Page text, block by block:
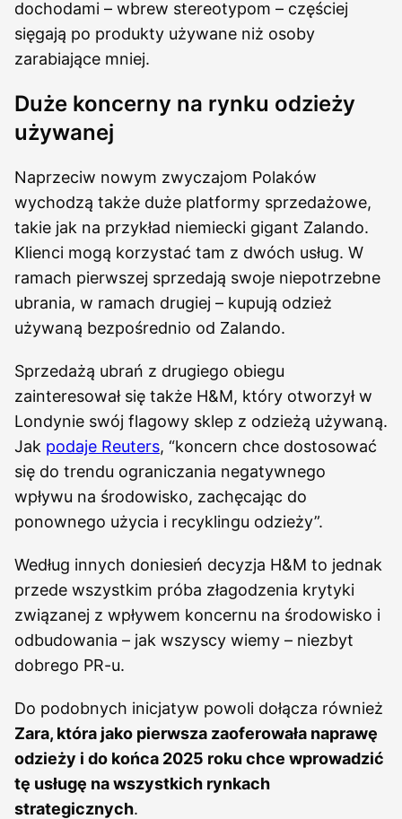
dochodami – wbrew stereotypom – częściej
sięgają po produkty używane niż osoby
zarabiające mniej.
Duże koncerny na rynku odzieży
używanej
Naprzeciw nowym zwyczajom Polaków
wychodzą także duże platformy sprzedażowe,
takie jak na przykład niemiecki gigant Zalando.
Klienci mogą korzystać tam z dwóch usług. W
ramach pierwszej sprzedają swoje niepotrzebne
ubrania, w ramach drugiej – kupują odzież
używaną bezpośrednio od Zalando.
Sprzedażą ubrań z drugiego obiegu
zainteresował się także H&M, który otworzył w
Londynie swój flagowy sklep z odzieżą używaną.
Jak podaje Reuters, “koncern chce dostosować
się do trendu ograniczania negatywnego
wpływu na środowisko, zachęcając do
ponownego użycia i recyklingu odzieży”.
Według innych doniesień decyzja H&M to jednak
przede wszystkim próba złagodzenia krytyki
związanej z wpływem koncernu na środowisko i
odbudowania – jak wszyscy wiemy – niezbyt
dobrego PR-u.
Do podobnych inicjatyw powoli dołącza również
Zara, która jako pierwsza zaoferowała naprawę
odzieży i do końca 2025 roku chce wprowadzić
tę usługę na wszystkich rynkach
strategicznych.